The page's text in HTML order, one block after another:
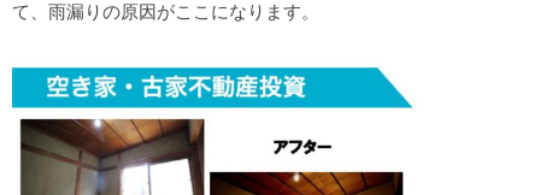
て、雨漏りの原因がここになります。